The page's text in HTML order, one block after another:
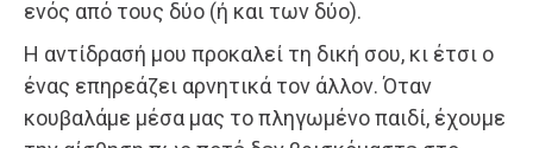
ενός από τους δύο (ή και των δύο).
Η αντίδρασή μου προκαλεί τη δική σου, κι έτσι ο
ένας επηρεάζει αρνητικά τον άλλον. Όταν
κουβαλάμε μέσα μας το πληγωμένο παιδί, έχουμε